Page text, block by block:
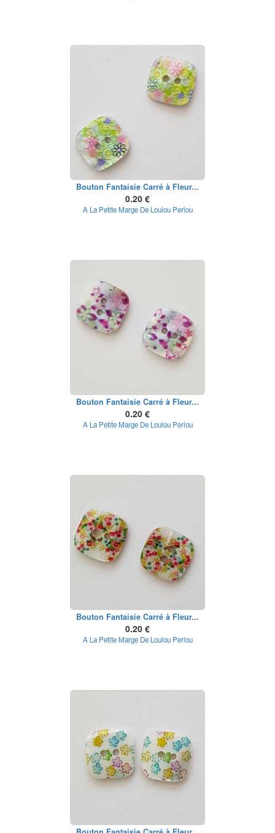
Bouton Fantaisie Carré à Fleur...
0.20 €
A La Petite Marge De Loulou Perlou
Bouton Fantaisie Carré à Fleur...
0.20 €
A La Petite Marge De Loulou Perlou
Bouton Fantaisie Carré à Fleur...
0.20 €
A La Petite Marge De Loulou Perlou